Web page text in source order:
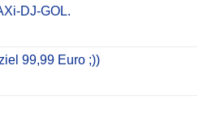
DJ-GOL.
99,99 Euro ;))